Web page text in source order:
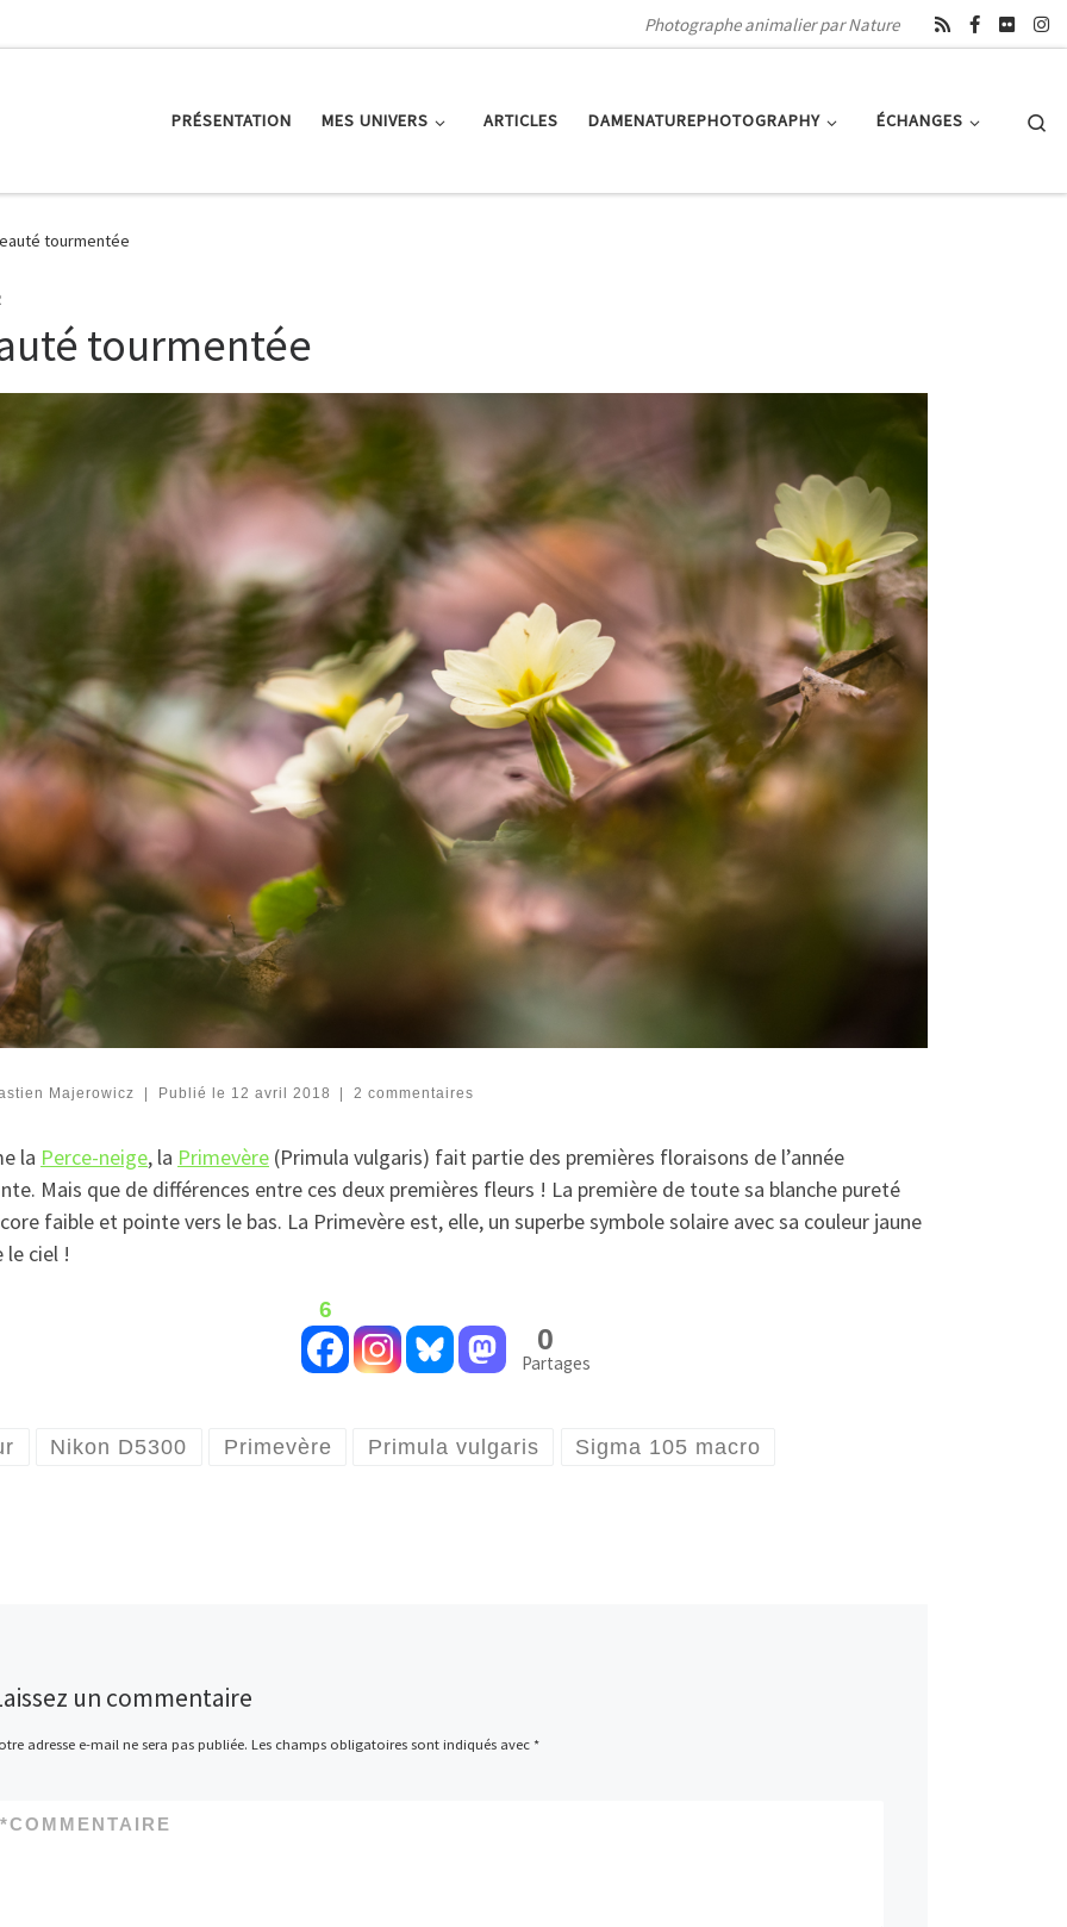
Photographe animalier par Nature
PRÉSENTATION MES UNIVERS ARTICLES DAMENATUREPHOTOGRAPHY ÉCHANGES
tourmentée
tourmentée
Majerowicz | Publié le 12 avril 2018 | 2 commentaires
la Perce-neige, la Primevère (Primula vulgaris) fait partie des premières floraisons de l’année
Mais que de différences entre ces deux premières fleurs ! La première de toute sa blanche pureté
faible et pointe vers le bas. La Primevère est, elle, un superbe symbole solaire avec sa couleur jaune
le ciel !
6
0
Partages
Nikon D5300 Primevère Primula vulgaris Sigma 105 macro
un commentaire
adresse e-mail ne sera pas publiée. Les champs obligatoires sont indiqués avec *
COMMENTAIRE
*